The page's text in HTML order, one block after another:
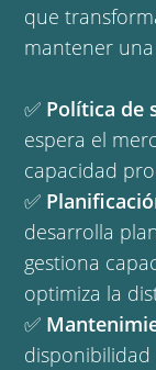
que
mantener
✅ Política de
espera el
capacidad
✅
desarrolla
gestiona
optimiza la
✅
disponibilidad